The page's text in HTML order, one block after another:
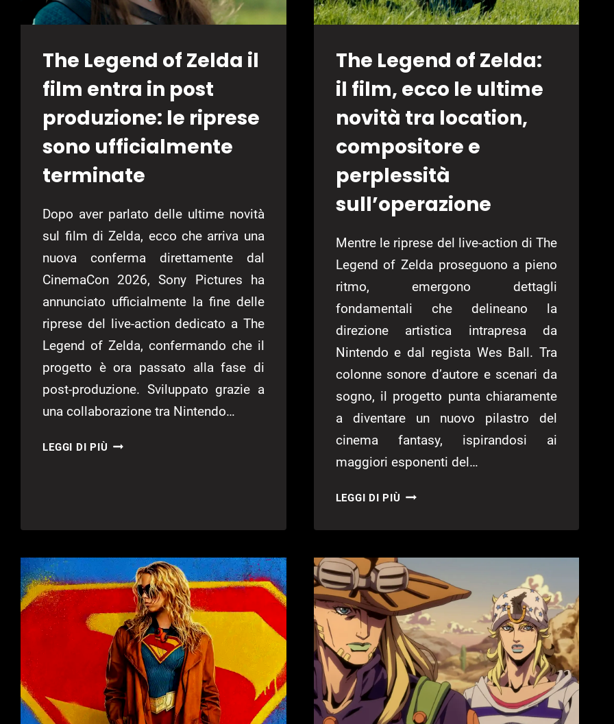
The Legend of Zelda il
film entra in post
produzione: le riprese
sono ufficialmente
terminate
Dopo aver parlato delle ultime novità
sul film di Zelda, ecco che arriva una
nuova conferma direttamente dal
CinemaCon 2026, Sony Pictures ha
annunciato ufficialmente la fine delle
riprese del live-action dedicato a The
Legend of Zelda, confermando che il
progetto è ora passato alla fase di
post-produzione. Sviluppato grazie a
una collaborazione tra Nintendo…
LEGGI DI PIÙ THE
FILM
IN
POST
PRODUZIONE:
LE
RIPRESE
SONO
UFFICIALMENTE
TERMINATE
The Legend of Zelda:
il film, ecco le ultime
novità tra location,
compositore e
perplessità
sull’operazione
Mentre le riprese del live-action di The
Legend of Zelda proseguono a pieno
ritmo, emergono dettagli
fondamentali che delineano la
direzione artistica intrapresa da
Nintendo e dal regista Wes Ball. Tra
colonne sonore d’autore e scenari da
sogno, il progetto punta chiaramente
a diventare un nuovo pilastro del
cinema fantasy, ispirandosi ai
maggiori esponenti del…
LEGGI DI PIÙ THE
OF
IL
FILM,
ECCO
LE
ULTIME
NOVITÀ
TRA
LOCATION,
COMPOSITORE
E